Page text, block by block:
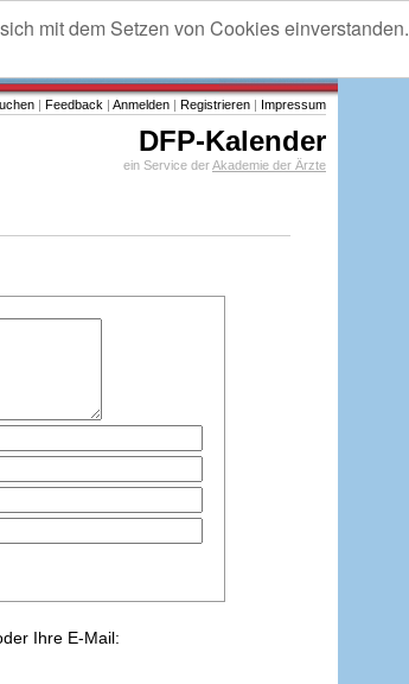
mit dem Setzen von Cookies einverstanden.
| Feedback | Anmelden | Registrieren | Impressum
DFP-Kalender
ein Service derAkademie der Ärzte
Ihre E-Mail: